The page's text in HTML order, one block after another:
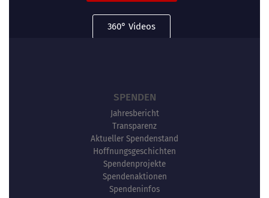
360° Videos
SPENDEN
Jahresbericht
Transparenz
Aktueller Spendenstand
Hoffnungsgeschichten
Spendenprojekte
Spendenaktionen
Spendeninfos